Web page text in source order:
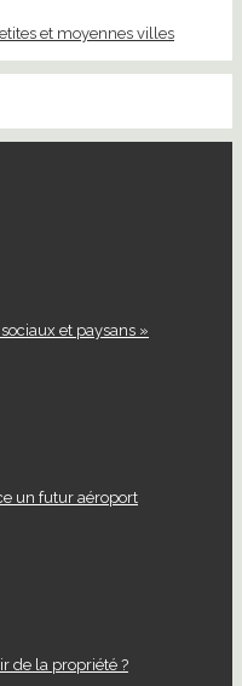
et moyennes villes
et paysans »
un futur aéroport
de la propriété ?